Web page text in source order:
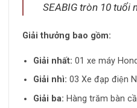
SEABIG tròn 10 tuổi
Giải thưởng bao gồm:
Giải nhất: 01 xe máy
Giải nhì: 03 Xe đạp điện
Giải ba: Hàng trăm bàn